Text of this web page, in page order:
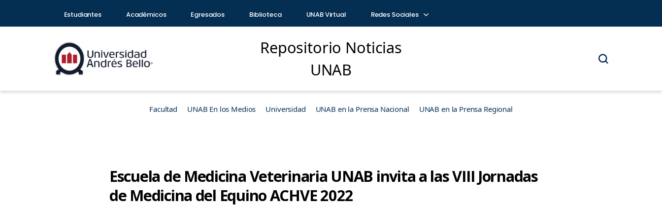
Estudiantes Académicos Egresados Biblioteca UNAB Virtual Redes Sociales
Repositorio Noticias
UNAB
Facultad UNAB En los Medios Universidad UNAB en la Prensa Nacional UNAB en la Prensa Regional
Escuela de Medicina Veterinaria UNAB invita a las VIII Jornadas
de Medicina del Equino ACHVE 2022